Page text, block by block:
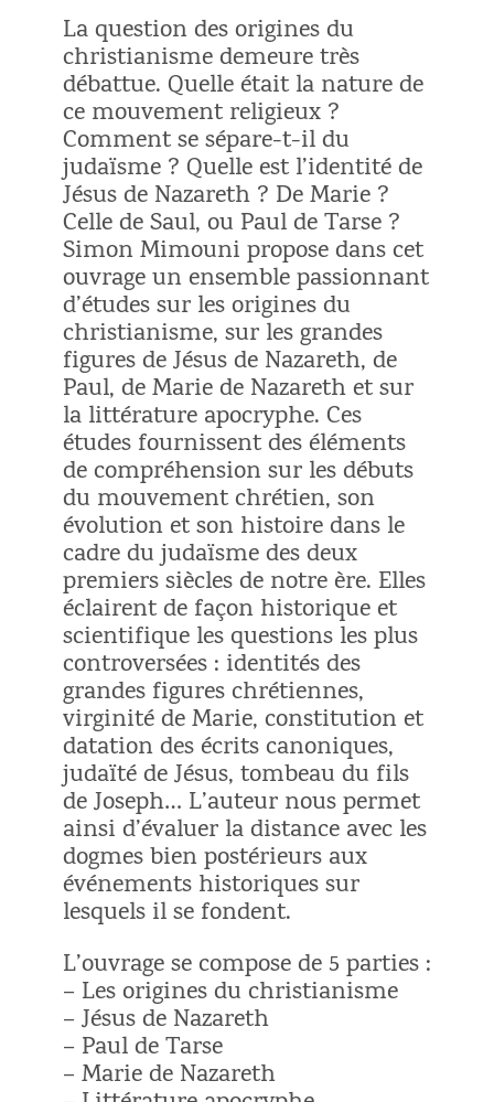
La question des origines du
christianisme demeure très
débattue. Quelle était la nature de
ce mouvement religieux ?
Comment se sépare-t-il du
judaïsme ? Quelle est l’identité de
Jésus de Nazareth ? De Marie ?
Celle de Saul, ou Paul de Tarse ?
Simon Mimouni propose dans cet
ouvrage un ensemble passionnant
d’études sur les origines du
christianisme, sur les grandes
figures de Jésus de Nazareth, de
Paul, de Marie de Nazareth et sur
la littérature apocryphe. Ces
études fournissent des éléments
de compréhension sur les débuts
du mouvement chrétien, son
évolution et son histoire dans le
cadre du judaïsme des deux
premiers siècles de notre ère. Elles
éclairent de façon historique et
scientifique les questions les plus
controversées : identités des
grandes figures chrétiennes,
virginité de Marie, constitution et
datation des écrits canoniques,
judaïté de Jésus, tombeau du fils
de Joseph… L’auteur nous permet
ainsi d’évaluer la distance avec les
dogmes bien postérieurs aux
événements historiques sur
lesquels il se fondent.
L’ouvrage se compose de 5 parties :
– Les origines du christianisme
– Jésus de Nazareth
– Paul de Tarse
– Marie de Nazareth